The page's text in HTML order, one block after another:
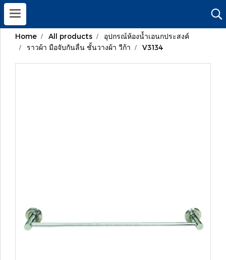
Home All products
อุปกรณ์ห้องน้ำเอนกประสงค์
ราวผ้า มือจับกันลื่น ชั้นวางผ้า วีก้า
V3134